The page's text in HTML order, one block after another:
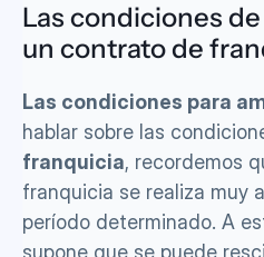
Las condiciones
un contrato de
Las condiciones para
hablar sobre las
franquicia, recordemos
franquicia se realiza muy
período determinado. A
supone que se puede